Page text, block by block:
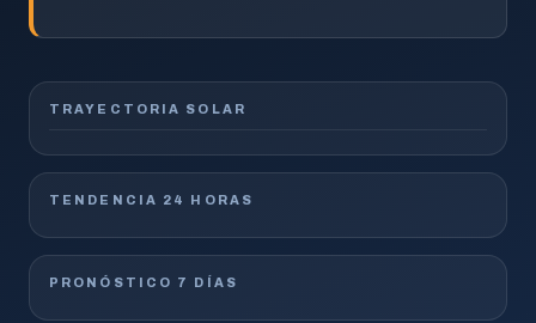
TRAYECTORIA SOLAR
TENDENCIA 24 HORAS
PRONÓSTICO 7 DÍAS